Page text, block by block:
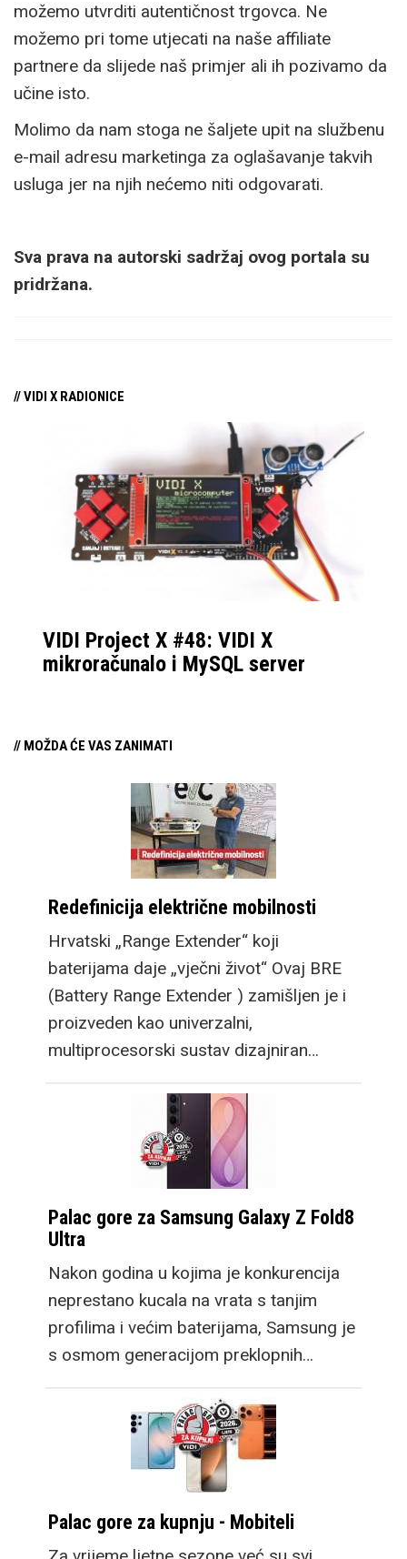
možemo utvrditi autentičnost trgovca. Ne
možemo pri tome utjecati na naše affiliate
partnere da slijede naš primjer ali ih pozivamo da
učine isto.
Molimo da nam stoga ne šaljete upit na službenu
e-mail adresu marketinga za oglašavanje takvih
usluga jer na njih nećemo niti odgovarati.
Sva prava na autorski sadržaj ovog portala su
pridržana.
// VIDI X RADIONICE
VIDI Project X #48: VIDI X
mikroračunalo i MySQL server
// MOŽDA ĆE VAS ZANIMATI
Redefinicija električne mobilnosti
Hrvatski „Range Extender“ koji
baterijama daje „vječni život“ Ovaj BRE
(Battery Range Extender ) zamišljen je i
proizveden kao univerzalni,
multiprocesorski sustav dizajniran…
Palac gore za Samsung Galaxy Z Fold8
Ultra
Nakon godina u kojima je konkurencija
neprestano kucala na vrata s tanjim
profilima i većim baterijama, Samsung je
s osmom generacijom preklopnih…
Palac gore za kupnju - Mobiteli